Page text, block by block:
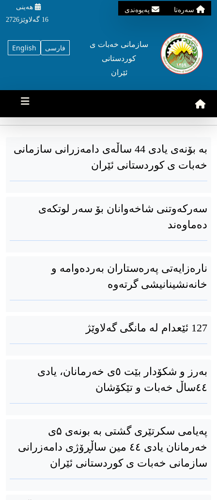
سه‌ره‌تا په‌یوه‌ندی
هه‌ینی
16 گه‌لاوێژ2726
English فارسی
سازمانی خه‌بات ی
کوردستانی
ئێران
بە بۆنەی یادی 44 ساڵەی دامەزرانی سازمانی
خەبات ی كوردستانی ئێران
سەركەوتنی شاخەوانان بۆ سەر لوتكەی
دەماوەند
نارەزایەتی پەرەستاران بەردەوامە و
خانەنشینانیشی گرتەوە
127 ئێعدام لە مانگی گەلاوێژ
به‌رز و شکۆدار بێت ٥ی خه‌رمانان، یادی
٤٤ساڵ خەبات و تێکۆشان
پەیامی سکرتێری گشتی بە بونەی ۵ی
خەرمانان یادی ٤٤ مین ساڵڕۆژی دامەزرانی
سازمانی خەبات ی كوردستانی ئێران